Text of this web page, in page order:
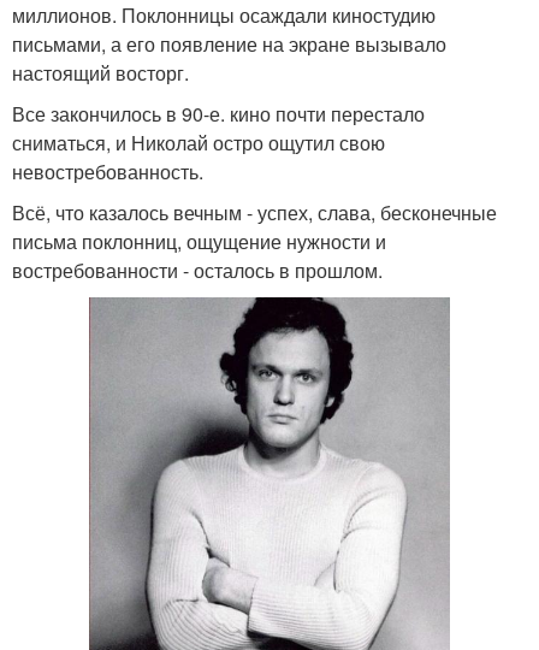
миллионов. Поклонницы осаждали киностудию
письмами, а его появление на экране вызывало
настоящий восторг.
Все закончилось в 90-е. кино почти перестало
сниматься, и Николай остро ощутил свою
невостребованность.
Всё, что казалось вечным - успех, слава, бесконечные
письма поклонниц, ощущение нужности и
востребованности - осталось в прошлом.